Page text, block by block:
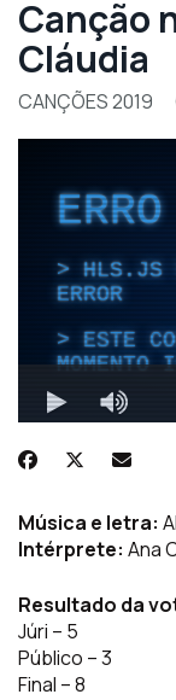
Canção
Cláudia
CANÇÕES 2019
Música e letra:
Intérprete: Ana
Resultado da
Júri – 5
Público – 3
Final – 8